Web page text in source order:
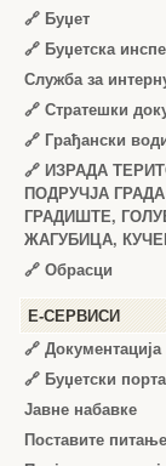
🔗 Буџет
🔗 Буџетска
Служба за
🔗 Стратешки
🔗 Грађански
🔗 ИЗРАДА
ПОДРУЧЈА
ГРАДИШТЕ,
ЖАГУБИЦА,
🔗 Обрасци
Е-СЕРВИСИ
🔗
🔗 Буџетски
Јавне набавке
Поставите питање